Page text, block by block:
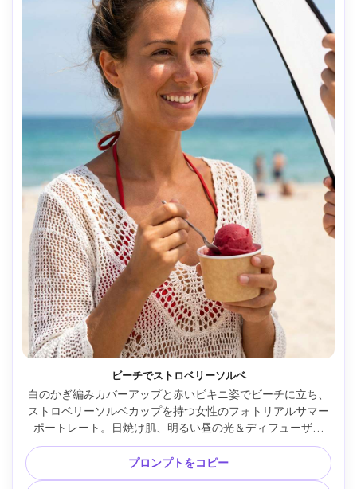
ビーチでストロベリーソルベ
白のかぎ編みカバーアップと赤いビキニ姿でビーチに立ち、
ストロベリーソルベカップを持つ女性のフォトリアルサマー
ポートレート。日焼け肌、明るい昼の光＆ディフューザー
感、海の水平線がぼんやり、Canon EOS R5 70mm f/2.8、ク
リーン構図、フレッシュで遊び心ある気分、高解像度トラベ
ル写真 --ar 4:5
プロンプトをコピー